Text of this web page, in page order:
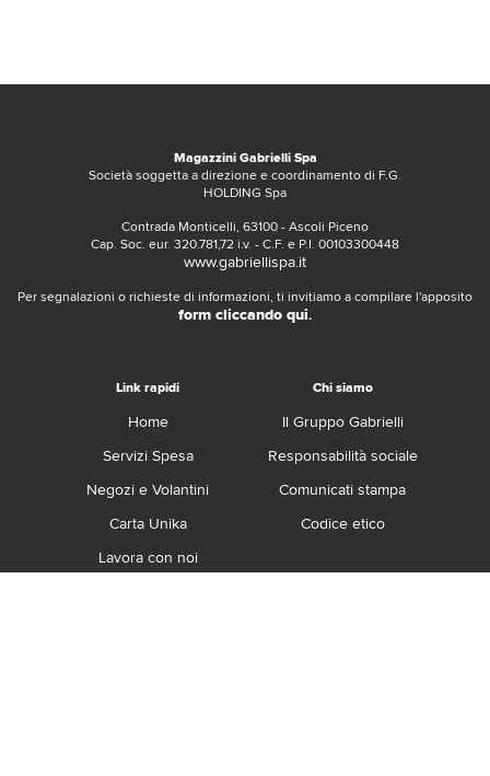
Magazzini Gabrielli Spa
Società soggetta a direzione e coordinamento di F.G.
HOLDING Spa
Contrada Monticelli, 63100 - Ascoli Piceno
Cap. Soc. eur. 320.781,72 i.v. - C.F. e P.I. 00103300448
www.gabriellispa.it
Per segnalazioni o richieste di informazioni, ti invitiamo a compilare l'apposito
form cliccando qui.
Link rapidi
Home
Servizi Spesa
Negozi e Volantini
Carta Unika
Lavora con noi
Chi siamo
Il Gruppo Gabrielli
Responsabilità sociale
Comunicati stampa
Codice etico